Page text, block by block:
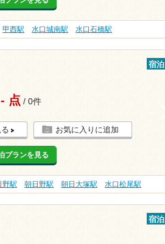
甲西駅 水口城南駅 水口石橋駅
宿泊
- 点 / 0件
お気に入りに追加
プランを見る
野駅 朝日野駅 朝日大塚駅 水口松尾駅
宿泊